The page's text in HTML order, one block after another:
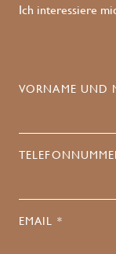
Ich interessiere
VORNAME UND
EMAIL *